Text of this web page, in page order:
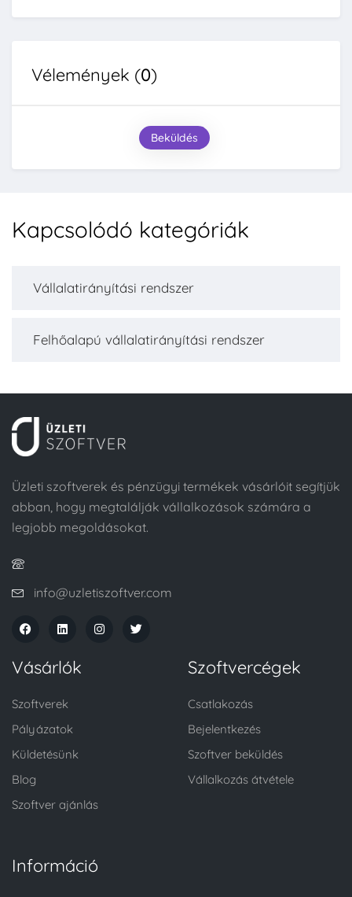
Vélemények (0)
Beküldés
Kapcsolódó kategóriák
Vállalatirányítási rendszer
Felhőalapú vállalatirányítási rendszer
Üzleti szoftverek és pénzügyi termékek vásárlóit segítjük
abban, hogy megtalálják vállalkozások számára a
legjobb megoldásokat.
info@uzletiszoftver.com
Vásárlók
Szoftverek
Pályázatok
Küldetésünk
Blog
Szoftver ajánlás
Szoftvercégek
Csatlakozás
Bejelentkezés
Szoftver beküldés
Vállalkozás átvétele
Információ